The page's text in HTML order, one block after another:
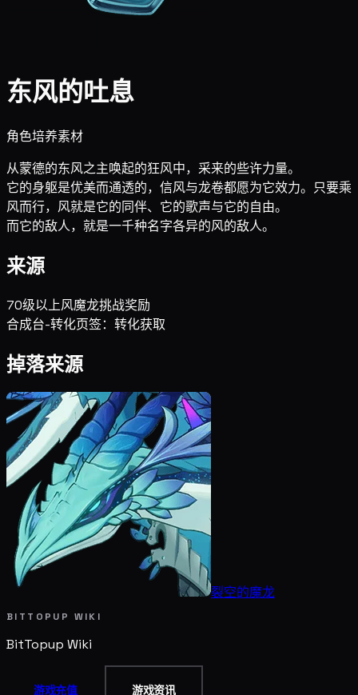
东风的吐息
角色培养素材
从蒙德的东风之主唤起的狂风中，采来的些许力量。
它的身躯是优美而通透的，信风与龙卷都愿为它效力。只要乘
风而行，风就是它的同伴、它的歌声与它的自由。
而它的敌人，就是一千种名字各异的风的敌人。
来源
70级以上风魔龙挑战奖励
合成台-转化页签：转化获取
掉落来源
裂空的魔龙
BITTOPUP WIKI
BitTopup Wiki
游戏充值 游戏资讯